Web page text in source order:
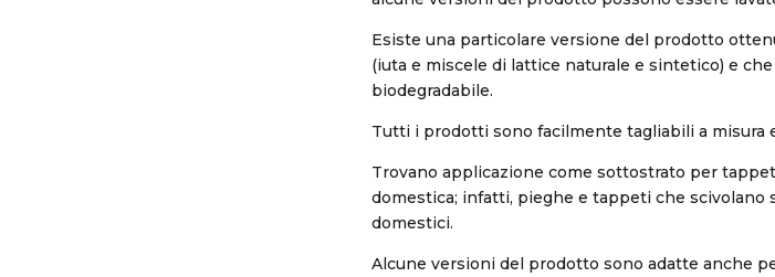
Esiste una particolare versione del prodotto
(iuta e miscele di lattice naturale e sintetico) e
biodegradabile.
Tutti i prodotti sono facilmente tagliabili a misura
Trovano applicazione come sottostrato per
domestica; infatti, pieghe e tappeti che
domestici.
Alcune versioni del prodotto sono adatte anche